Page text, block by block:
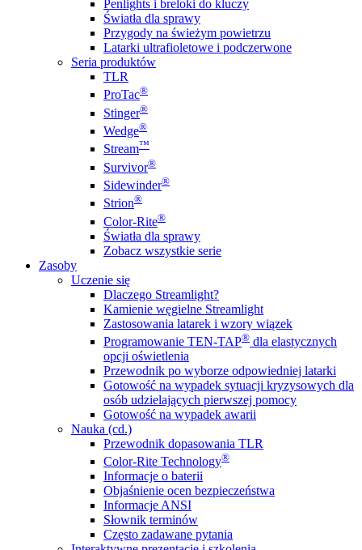
Penlights i breloki do kluczy
Światła dla sprawy
Przygody na świeżym powietrzu
Latarki ultrafioletowe i podczerwone
Seria produktów
TLR
ProTac®
Stinger®
Wedge®
Stream™
Survivor®
Sidewinder®
Strion®
Color-Rite®
Światła dla sprawy
Zobacz wszystkie serie
Zasoby
Uczenie się
Dlaczego Streamlight?
Kamienie węgielne Streamlight
Zastosowania latarek i wzory wiązek
Programowanie TEN-TAP® dla elastycznych
opcji oświetlenia
Przewodnik po wyborze odpowiedniej latarki
Gotowość na wypadek sytuacji kryzysowych dla
osób udzielających pierwszej pomocy
Gotowość na wypadek awarii
Nauka (cd.)
Przewodnik dopasowania TLR
Color-Rite Technology®
Informacje o baterii
Objaśnienie ocen bezpieczeństwa
Informacje ANSI
Słownik terminów
Często zadawane pytania